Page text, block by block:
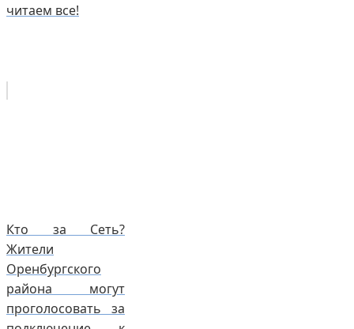
читаем все!
Кто за Сеть?
Жители
Оренбургского
района могут
проголосовать за